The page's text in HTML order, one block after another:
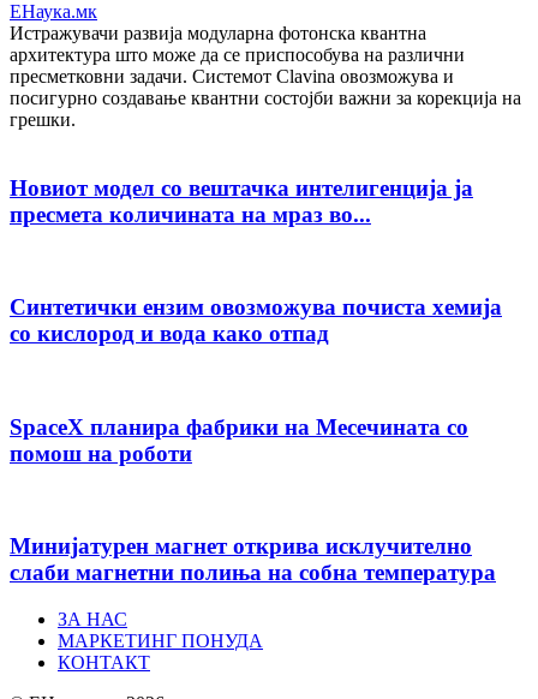
ЕНаука.мк
Истражувачи развија модуларна фотонска квантна
архитектура што може да се приспособува на различни
пресметковни задачи. Системот Clavina овозможува и
посигурно создавање квантни состојби важни за корекција на
грешки.
Новиот модел со вештачка интелигенција ја
пресмета количината на мраз во...
Синтетички ензим овозможува почиста хемија
со кислород и вода како отпад
SpaceX планира фабрики на Месечината со
помош на роботи
Минијатурен магнет открива исклучително
слаби магнетни полиња на собна температура
ЗА НАС
МАРКЕТИНГ ПОНУДА
КОНТАКТ